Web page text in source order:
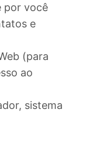
por você
e
(para
ao
sistema